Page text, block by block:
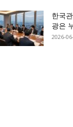
한국
광은
2026-